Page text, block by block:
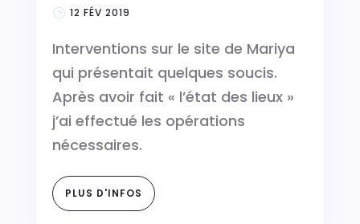
12 FÉV 2019
Interventions sur le site de Mariya
qui présentait quelques soucis.
Après avoir fait « l’état des lieux »
j’ai effectué les opérations
nécessaires.
PLUS D'INFOS